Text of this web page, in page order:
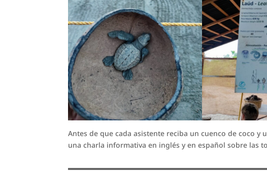
Antes de que cada asistente reciba un cuenco de coco
una charla informativa en inglés y en español sobre las